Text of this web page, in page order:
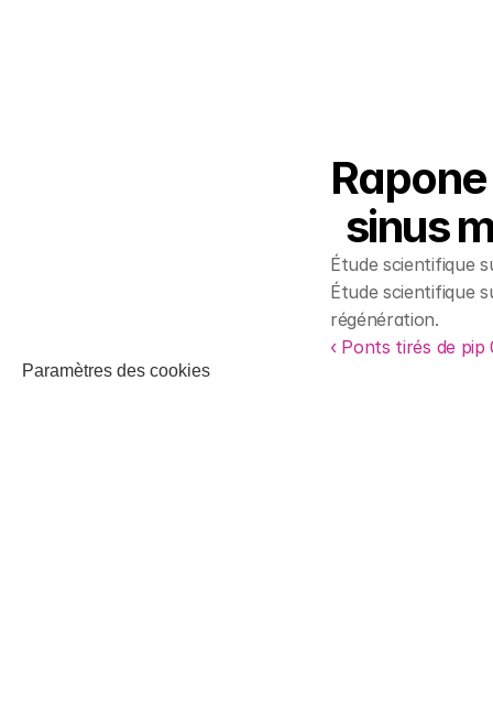
sinus
Étude scientifique
Étude scientifique
régénération.
‹ Ponts tirés de pip
Paramètres des cookies